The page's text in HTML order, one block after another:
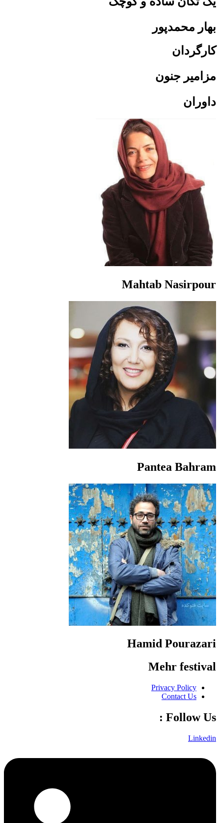
بهار محمدپور
کارگردان
مزامیر جنون
داوران
Mahtab Nasirpour
Pantea Bahram
Hamid Pourazari
Mehr festival
Privacy Policy
Contact Us
Follow Us :
Linkedin